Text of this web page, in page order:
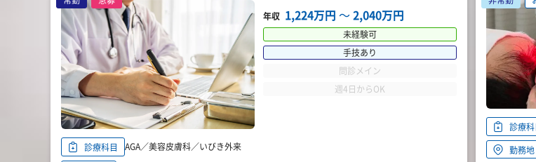
年収 1,224万円 〜2,040万円
未経験可
手技あり
問診メイン
週4日からOK
診療科目
AGA／美容皮膚科／いびき外来
診療科
勤務地